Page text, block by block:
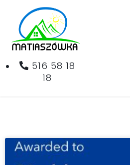
516 58 18
18